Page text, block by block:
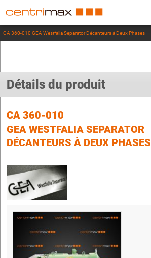
CA 360-010 GEA Westfalia Separator Décanteurs à Deux Phases
Détails du produit
CA 360-010
GEA WESTFALIA SEPARATOR
DÉCANTEURS À DEUX PHASES